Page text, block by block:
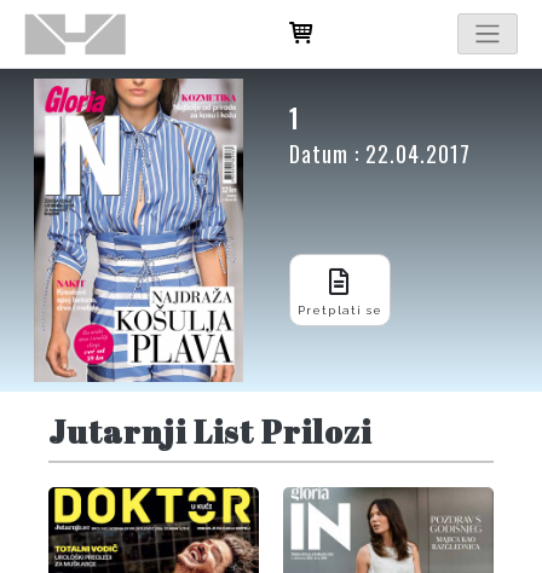
1
Datum : 22.04.2017
Pretplati se
Jutarnji List Prilozi